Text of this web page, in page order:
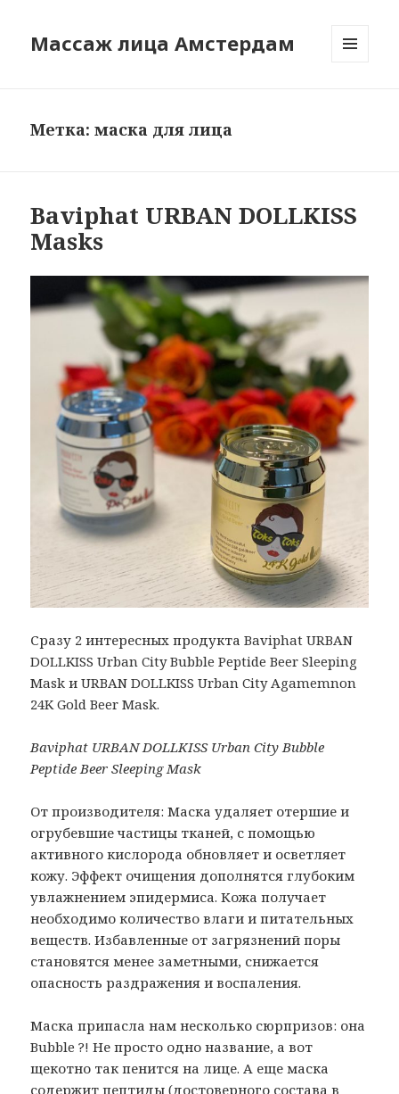
Массаж лица Амстердам
Метка:маска для лица
Baviphat URBAN DOLLKISS
Masks
Сразу 2 интересных продукта Baviphat URBAN
DOLLKISS Urban City Bubble Peptide Beer Sleeping
Mask и URBAN DOLLKISS Urban City Agamemnon
24K Gold Beer Mask.
Baviphat URBAN DOLLKISS Urban City Bubble
Peptide Beer Sleeping Mask
От производителя: Маска удаляет отершие и
огрубевшие частицы тканей, с помощью
активного кислорода обновляет и осветляет
кожу. Эффект очищения дополнятся глубоким
увлажнением эпидермиса. Кожа получает
необходимо количество влаги и питательных
веществ. Избавленные от загрязнений поры
становятся менее заметными, снижается
опасность раздражения и воспаления.
Маска припасла нам несколько сюрпризов: она
Bubble ?! Не просто одно название, а вот
щекотно так пенится на лице. А еще маска
содержит пептиды (достоверного состава в